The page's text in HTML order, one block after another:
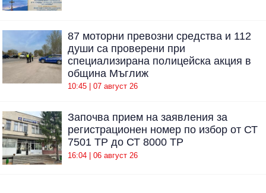
87 моторни превозни средства и 112
души са проверени при
специализирана полицейска акция в
община Мъглиж
10:45 | 07 август 26
Започва прием на заявления за
регистрационен номер по избор от СТ
7501 ТР до СТ 8000 ТР
16:04 | 06 август 26